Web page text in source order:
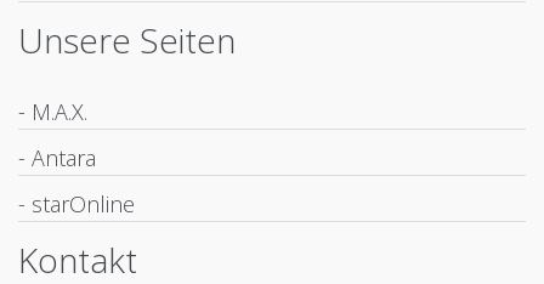
Unsere Seiten
- M.A.X.
- Antara
- starOnline
Kontakt